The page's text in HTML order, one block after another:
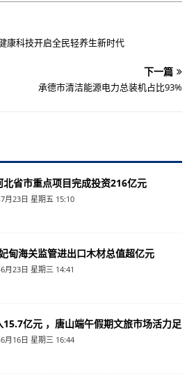
康科技开启全民轻养生新时代
下一篇
承德市清洁能源电力总装机占比93%
北省市重点项目完成投资216亿元
月23日 星期五 15:10
甸海关监管进出口木材总值超亿元
月23日 星期三 14:41
15.7亿元 ，唐山端午假期文旅市场活力足
月16日 星期三 16:44